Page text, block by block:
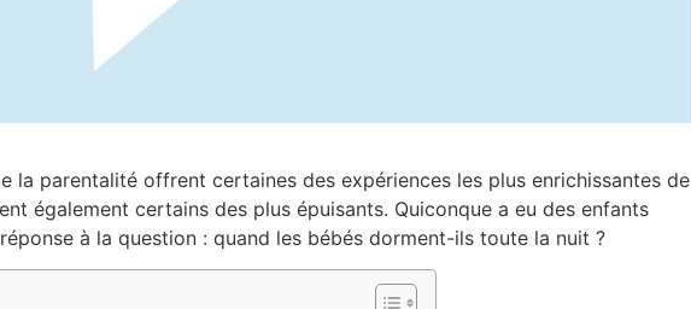
la parentalité offrent certaines des expériences les plus enrichissantes de
également certains des plus épuisants. Quiconque a eu des enfants
à la question : quand les bébés dorment-ils toute la nuit ?